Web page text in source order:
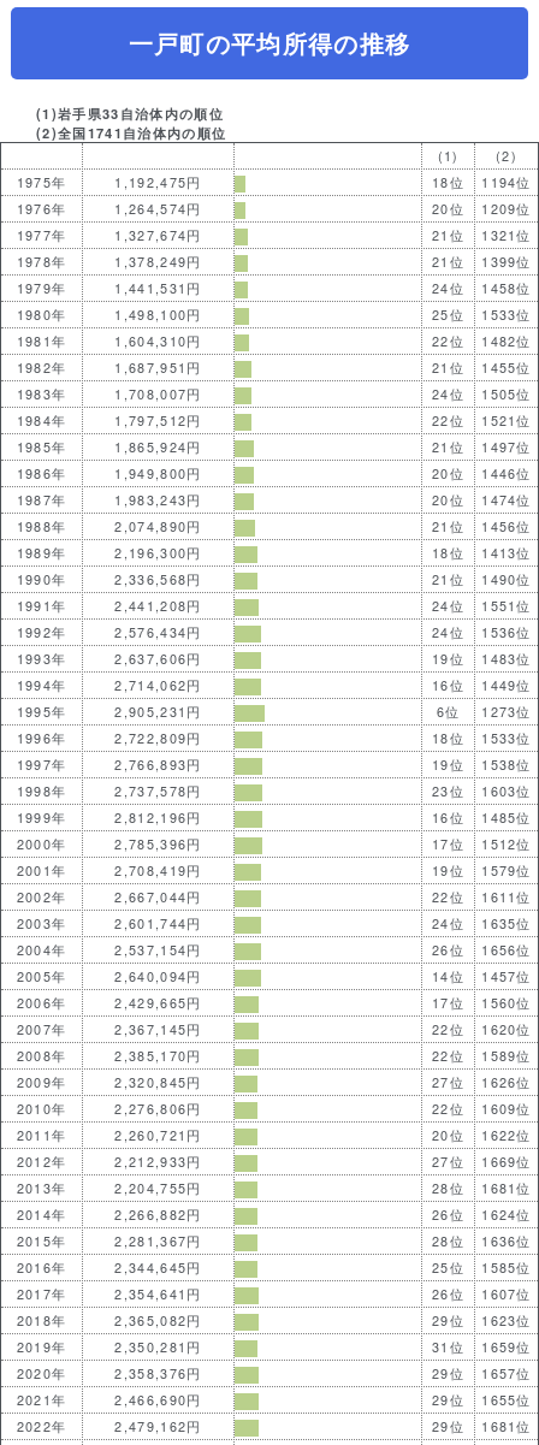
一戸町の平均所得の推移
(1)岩手県33自治体内の順位
(2)全国1741自治体内の順位
(1)
(2)
1975年
1,192,475円 18位
1194位
1976年
1,264,574円 20位
1209位
1977年
1,327,674円 21位
1321位
1978年
1,378,249円 21位
1399位
1979年
1,441,531円 24位
1458位
1980年
1,498,100円 25位
1533位
1981年
1,604,310円 22位
1482位
1982年
1,687,951円 21位
1455位
1983年
1,708,007円 24位
1505位
1984年
1,797,512円 22位
1521位
1985年
1,865,924円 21位
1497位
1986年
1,949,800円 20位
1446位
1987年
1,983,243円 20位
1474位
1988年
2,074,890円 21位
1456位
1989年
2,196,300円 18位
1413位
1990年
2,336,568円 21位
1490位
1991年
2,441,208円 24位
1551位
1992年
2,576,434円 24位
1536位
1993年
2,637,606円 19位
1483位
1994年
2,714,062円 16位
1449位
1995年
2,905,231円 6位
1273位
1996年
2,722,809円 18位
1533位
1997年
2,766,893円 19位
1538位
1998年
2,737,578円 23位
1603位
1999年
2,812,196円 16位
1485位
2000年
2,785,396円 17位
1512位
2001年
2,708,419円 19位
1579位
2002年
2,667,044円 22位
1611位
2003年
2,601,744円 24位
1635位
2004年
2,537,154円 26位
1656位
2005年
2,640,094円 14位
1457位
2006年
2,429,665円 17位
1560位
2007年
2,367,145円 22位
1620位
2008年
2,385,170円 22位
1589位
2009年
2,320,845円 27位
1626位
2010年
2,276,806円 22位
1609位
2011年
2,260,721円 20位
1622位
2012年
2,212,933円 27位
1669位
2013年
2,204,755円 28位
1681位
2014年
2,266,882円 26位
1624位
2015年
2,281,367円 28位
1636位
2016年
2,344,645円 25位
1585位
2017年
2,354,641円 26位
1607位
2018年
2,365,082円 29位
1623位
2019年
2,350,281円 31位
1659位
2020年
2,358,376円 29位
1657位
2021年
2,466,690円 29位
1655位
2022年
2,479,162円 29位
1681位